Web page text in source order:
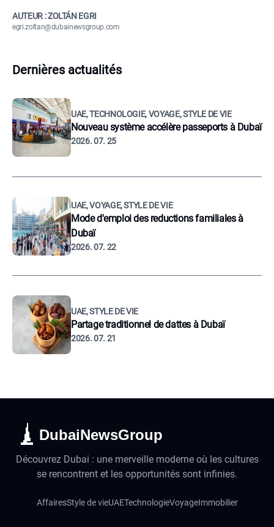
AUTEUR : ZOLTÁN EGRI
egri.zoltan@dubainewsgroup.com
Dernières actualités
UAE, TECHNOLOGIE, VOYAGE, STYLE DE VIE
Nouveau système accélère passeports à Dubaï
2026. 07. 25
UAE, VOYAGE, STYLE DE VIE
Mode d'emploi des reductions familiales à
Dubaï
2026. 07. 22
UAE, STYLE DE VIE
Partage traditionnel de dattes à Dubaï
2026. 07. 21
DubaiNewsGroup
Découvrez Dubai : une merveille moderne où les cultures
se rencontrent et les opportunités sont infinies.
AffairesStyle de vieUAETechnologieVoyageImmobilier